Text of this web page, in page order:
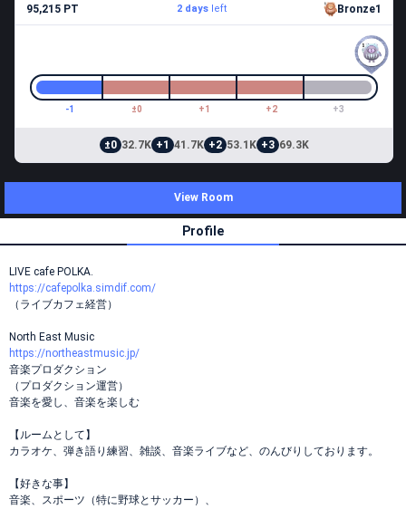
95,215 PT 2 daysleft Bronze1
-1 ±0 +1 +2 +3
±0 32.7K +1 41.7K +2 53.1K +3 69.3K
View Room
Profile
LIVE cafe POLKA.
https://cafepolka.simdif.com/
（ライブカフェ経営）
North East Music
https://northeastmusic.jp/
音楽プロダクション
（プロダクション運営）
音楽を愛し、音楽を楽しむ
【ルームとして】
カラオケ、弾き語り練習、雑談、音楽ライブなど、のんびりしております。
【好きな事】
音楽、スポーツ（特に野球とサッカー）、